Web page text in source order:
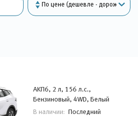
АKП6, 2 л, 156 л.с.,
Бензиновый, 4WD, Белый
В наличии: Последний